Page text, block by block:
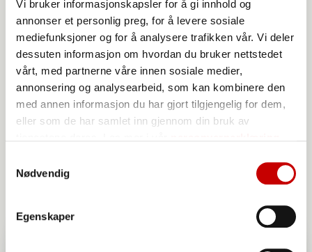
Vi bruker informasjonskapsler for å gi innhold og
annonser et personlig preg, for å levere sosiale
mediefunksjoner og for å analysere trafikken vår. Vi deler
dessuten informasjon om hvordan du bruker nettstedet
vårt, med partnerne våre innen sosiale medier,
annonsering og analysearbeid, som kan kombinere den
med annen informasjon du har gjort tilgjengelig for dem,
eller som de har samlet inn gjennom din bruk av
Nødvendig
Egenskaper
Produkter du kan benytte
til denne oppskriften